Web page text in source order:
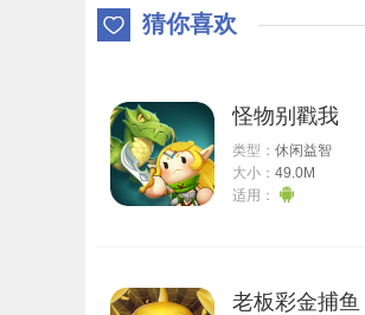
猜你喜欢
怪物别戳我
类型： 休闲益智
大小： 49.0M
适用：
老板彩金捕鱼